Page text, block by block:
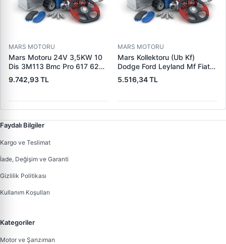
MARS MOTORU
Mars Motoru 24V 3,5KW 10
Dis 3M113 Bmc Pro 617 620
(619 240 36 619 240 46
Yerine) | LUCAS 619 241 46
9.742,93 TL
MARS MOTORU
Mars Kollektoru (Ub Kf)
Dodge Ford Leyland Mf Fiat
Trans | MAKO 72313941 |
OEM 72313941
5.516,34 TL
Faydalı Bilgiler
Kargo ve Teslimat
İade, Değişim ve Garanti
Gizlilik Politikası
Kullanım Koşulları
Kategoriler
Motor ve Şanzıman